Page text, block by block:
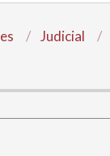
Judicial